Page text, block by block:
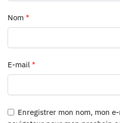
Nom *
E-mail *
Enregistrer mon nom, mon